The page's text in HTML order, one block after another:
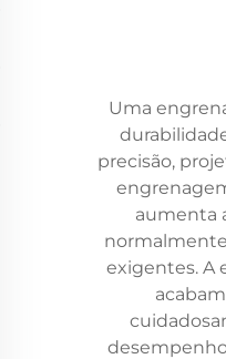
Uma
precisão,
aumenta
exigentes. A